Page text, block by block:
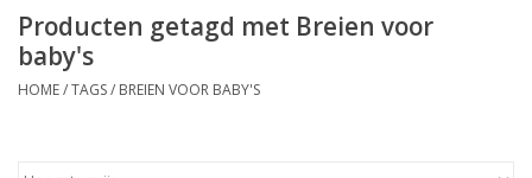
Paspoppen
Producten getagd met Breien voor
baby's
HOME/TAGS/ BREIEN VOOR BABY'S